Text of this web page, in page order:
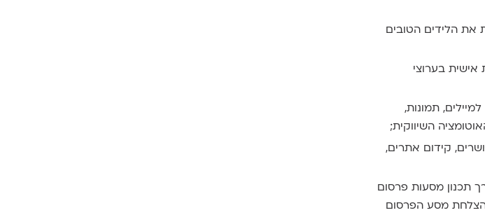
את הלידים הטובים
בערוצי
תמונות,
השיווקית;
קידום אתרים,
תכנון מסעות פרסום
מסע הפרסום